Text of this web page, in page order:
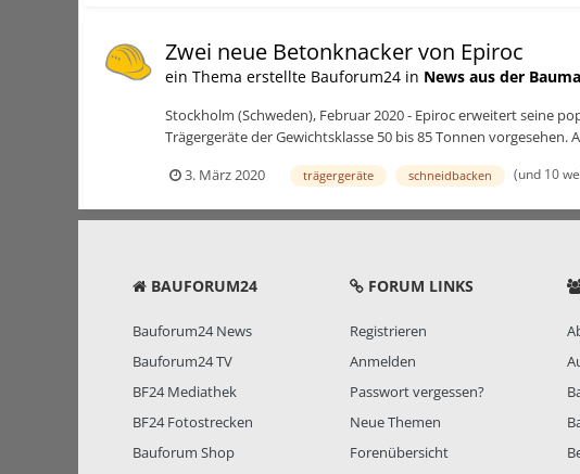
Zwei neue Betonknacker von Epiroc
ein Thema erstellte Bauforum24 in News aus der
Stockholm (Schweden), Februar 2020 - Epiroc erweitert seine
Trägergeräte der Gewichtsklasse 50 bis 85 Tonnen
3. März 2020
trägergeräte schneidbacken (und 10
BAUFORUM24
Bauforum24 News
Bauforum24 TV
BF24 Mediathek
BF24 Fotostrecken
Bauforum Shop
FORUM LINKS
Registrieren
Anmelden
Passwort vergessen?
Neue Themen
Forenübersicht